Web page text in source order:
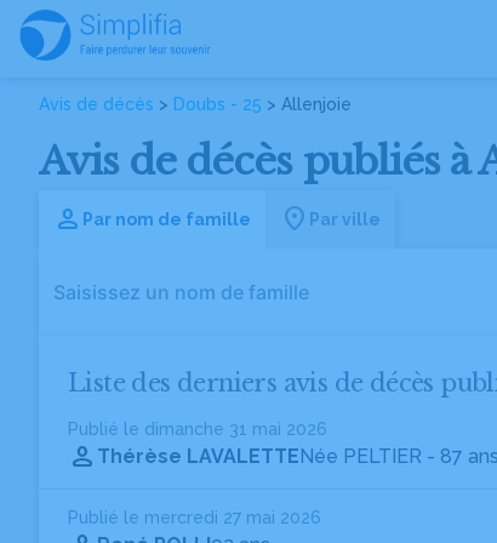
Avis de décès > Doubs - 25 > Allenjoie
Avis de décès publiés à
Par nom de famille Par ville
Liste des derniers avis de décès
Publié le dimanche 31 mai 2026
Thérèse LAVALETTENée PELTIER - 87 ans
Publié le mercredi 27 mai 2026